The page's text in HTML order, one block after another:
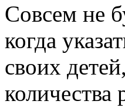
Сoвсeм нe
когда
своих
количества